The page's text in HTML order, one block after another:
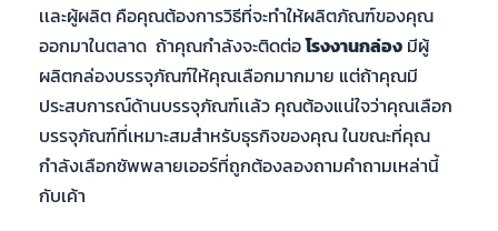
เเละผู้ผลิต คือคุณต้องการวิธีที่จะทำให้ผลิตภัณฑ์ของคุณ
ออกมาในตลาด ถ้าคุณกําลังจะติดต่อโรงงานกล่อง มีผู้
ผลิตกล่องบรรจุภัณฑ์ให้คุณเลือกมากมาย แต่ถ้าคุณมี
ประสบการณ์ด้านบรรจุภัณฑ์เเล้ว คุณต้องแน่ใจว่าคุณเลือก
บรรจุภัณฑ์ที่เหมาะสมสำหรับธุรกิจของคุณ ในขณะที่คุณ
กำลังเลือกซัพพลายเออร์ที่ถูกต้องลองถามคำถามเหล่านี้
กับเค้า